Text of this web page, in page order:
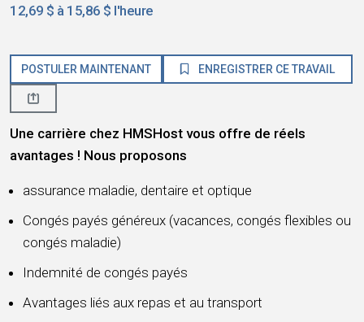
12,69 $ à 15,86 $ l'heure
POSTULER MAINTENANT ENREGISTRER CE TRAVAIL
Une carrière chez HMSHost vous offre de réels
avantages ! Nous proposons
assurance maladie, dentaire et optique
Congés payés généreux (vacances, congés flexibles ou
congés maladie)
Indemnité de congés payés
Avantages liés aux repas et au transport